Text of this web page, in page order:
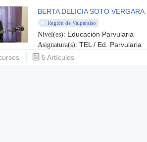
BERTA DELICIA SOTO VERGARA
Región de Valparaíso
Nivel(es): Educación Parvularia
Asignatura(s): TEL / Ed. Parvularia
5 Artículos